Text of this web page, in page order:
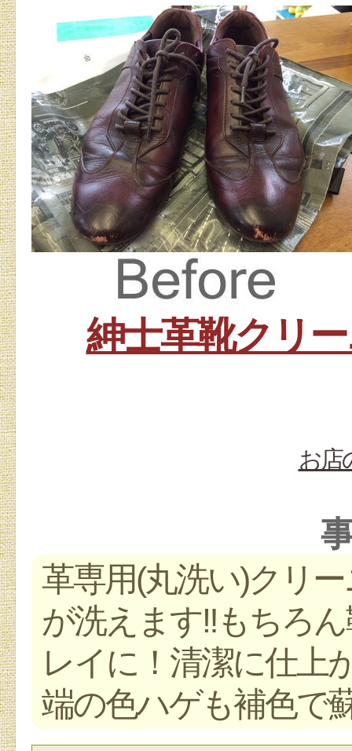
紳士革靴クリ
お店
革専用(丸洗い)クリ
が洗えます‼︎もちろ
レイに！清潔に仕上
端の色ハゲも補色で